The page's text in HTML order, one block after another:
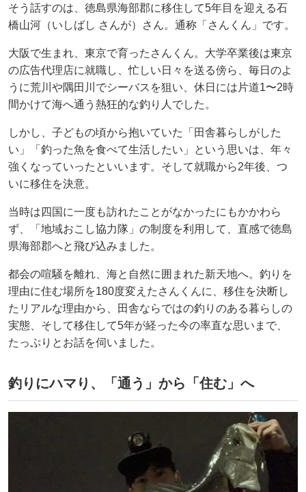
そう話すのは、徳島県海部郡に移住して5年目を迎える石
橋山河（いしばし さんが）さん。通称「さんくん」です。
大阪で生まれ、東京で育ったさんくん。大学卒業後は東京
の広告代理店に就職し、忙しい日々を送る傍ら、毎日のよ
うに荒川や隅田川でシーバスを狙い、休日には片道1〜2時
間かけて海へ通う熱狂的な釣り人でした。
しかし、子どもの頃から抱いていた「田舎暮らしがした
い」「釣った魚を食べて生活したい」という思いは、年々
強くなっていったといいます。そして就職から2年後、つ
いに移住を決意。
当時は四国に一度も訪れたことがなかったにもかかわら
ず、「地域おこし協力隊」の制度を利用して、直感で徳島
県海部郡へと飛び込みました。
都会の喧騒を離れ、海と自然に囲まれた新天地へ。釣りを
理由に住む場所を180度変えたさんくんに、移住を決断し
たリアルな理由から、田舎ならではの釣りのある暮らしの
実態、そして移住して5年が経った今の率直な思いまで、
たっぷりとお話を伺いました。
釣りにハマり、「通う」から「住む」へ